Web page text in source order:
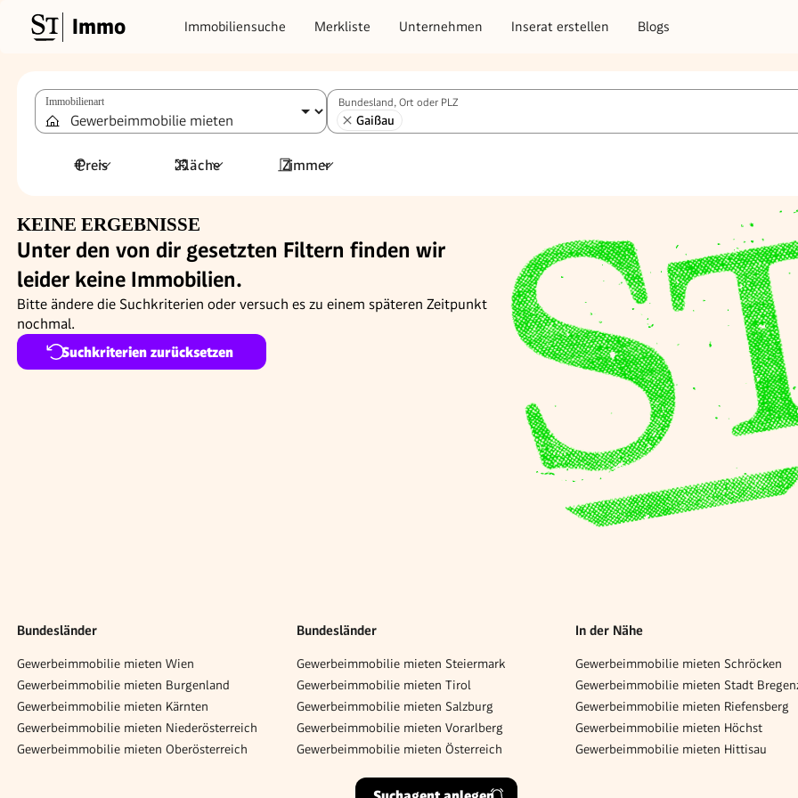
Immo Immobiliensuche Merkliste Unternehmen Inserat erstellen Blogs
Immobilienart Bundesland, Ort oder PLZ
Gaißau
Preis Fläche Zimmer
KEINE ERGEBNISSE
Unter den von dir gesetzten Filtern finden wir
leider keine Immobilien.
Bitte ändere die Suchkriterien oder versuch es zu einem späteren Zeitpunkt
nochmal.
Suchkriterien zurücksetzen
Bundesländer
Gewerbeimmobilie mieten Wien
Gewerbeimmobilie mieten Burgenland
Gewerbeimmobilie mieten Kärnten
Gewerbeimmobilie mieten Niederösterreich
Gewerbeimmobilie mieten Oberösterreich
Bundesländer
Gewerbeimmobilie mieten Steiermark
Gewerbeimmobilie mieten Tirol
Gewerbeimmobilie mieten Salzburg
Gewerbeimmobilie mieten Vorarlberg
Gewerbeimmobilie mieten Österreich
In der Nähe
Gewerbeimmobilie mieten Schröcken
Gewerbeimmobilie mieten Stadt
Gewerbeimmobilie mieten Riefensberg
Gewerbeimmobilie mieten Höchst
Gewerbeimmobilie mieten Hittisau